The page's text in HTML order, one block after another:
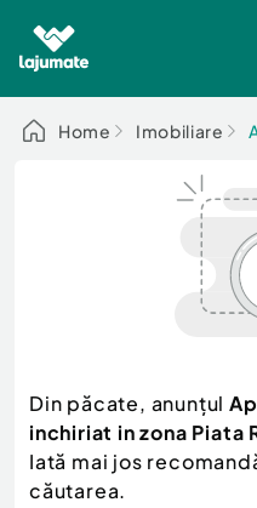
Alege categoria
Auto, moto si
Electronice si
Mama si copilul
Moda si frumusete
Sport, timp liber, arta
Auto, moto si
Scutere - ATV - UTV
Autoutilitare
Ambarcatiuni
Camioane - Rulote -
Home Imobiliare
Din păcate, anunțul
inchiriat in zona Piata
Iată mai jos
căutarea.